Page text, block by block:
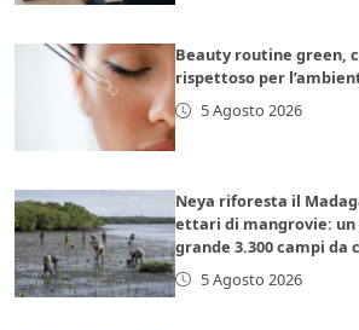
Beauty routine green,
rispettoso per
5 Agosto 2026
Neya riforesta il
ettari di mangrovie: un
grande 3.300 campi da
5 Agosto 2026